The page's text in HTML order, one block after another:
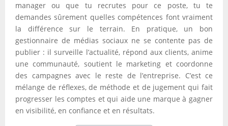
manager ou que tu recrutes pour ce poste, tu te
demandes sûrement quelles compétences font vraiment
la différence sur le terrain. En pratique, un bon
gestionnaire de médias sociaux ne se contente pas de
publier : il surveille l’actualité, répond aux clients, anime
une communauté, soutient le marketing et coordonne
des campagnes avec le reste de l’entreprise. C’est ce
mélange de réflexes, de méthode et de jugement qui fait
progresser les comptes et qui aide une marque à gagner
en visibilité, en confiance et en résultats.